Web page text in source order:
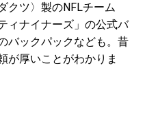
クツ〉製のNFLチーム
ィナイナーズ」の公式バ
バックパックなども。昔
が厚いことがわかりま